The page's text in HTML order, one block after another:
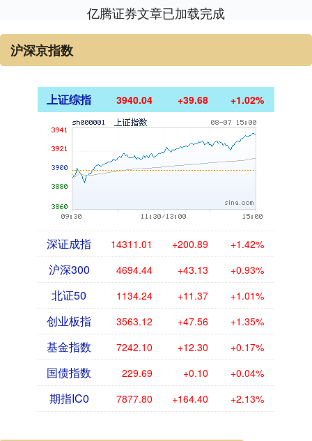
亿腾证券文章已加载完成
沪深京指数
上证综指 3940.04 +39.68 +1.02%
深证成指 14311.01 +200.89 +1.42%
沪深300 4694.44 +43.13 +0.93%
北证50 1134.24 +11.37 +1.01%
创业板指 3563.12 +47.56 +1.35%
基金指数 7242.10 +12.30 +0.17%
国债指数 229.69 +0.10 +0.04%
期指IC0 7877.80 +164.40 +2.13%